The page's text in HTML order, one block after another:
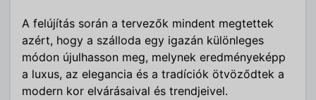
A felújítás során a tervezők mindent megtettek
azért, hogy a szálloda egy igazán különleges
módon újulhasson meg, melynek eredményeképp
a luxus, az elegancia és a tradíciók ötvöződtek a
modern kor elvárásaival és trendjeivel.